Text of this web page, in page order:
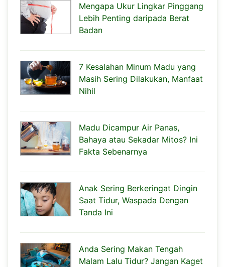
Mengapa Ukur Lingkar Pinggang
Lebih Penting daripada Berat
Badan
7 Kesalahan Minum Madu yang
Masih Sering Dilakukan, Manfaat
Nihil
Madu Dicampur Air Panas,
Bahaya atau Sekadar Mitos? Ini
Fakta Sebenarnya
Anak Sering Berkeringat Dingin
Saat Tidur, Waspada Dengan
Tanda Ini
Anda Sering Makan Tengah
Malam Lalu Tidur? Jangan Kaget